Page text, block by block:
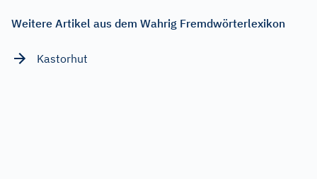
Weitere Artikel aus dem Wahrig Fremdwörterlexikon
Kastorhut